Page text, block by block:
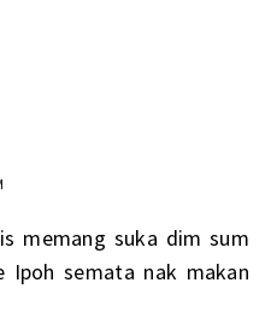
memang suka dim sum
Ipoh semata nak makan